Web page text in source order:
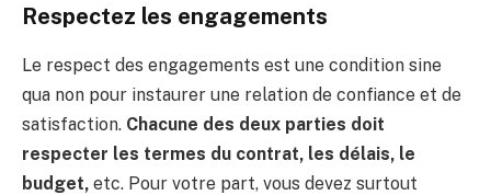
Respectez les engagements
Le respect des engagements est une condition sine
qua non pour instaurer une relation de confiance et de
satisfaction. Chacune des deux parties doit
respecter les termes du contrat, les délais, le
budget, etc. Pour votre part, vous devez surtout